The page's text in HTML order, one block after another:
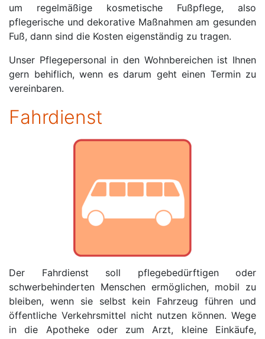
um regelmäßige kosmetische Fußpflege, also
pflegerische und dekorative Maßnahmen am gesunden
Fuß, dann sind die Kosten eigenständig zu tragen.
Unser Pflegepersonal in den Wohnbereichen ist Ihnen
gern behiflich, wenn es darum geht einen Termin zu
vereinbaren.
Fahrdienst
Der Fahrdienst soll pflegebedürftigen oder
schwerbehinderten Menschen ermöglichen, mobil zu
bleiben, wenn sie selbst kein Fahrzeug führen und
öffentliche Verkehrsmittel nicht nutzen können. Wege
in die Apotheke oder zum Arzt, kleine Einkäufe,